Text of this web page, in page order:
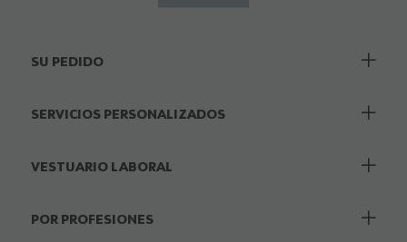
SU PEDIDO
SERVICIOS PERSONALIZADOS
VESTUARIO LABORAL
POR PROFESIONES